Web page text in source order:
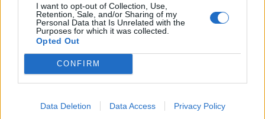
I want to opt-out of Collection, Use,
Retention, Sale, and/or Sharing of my
Personal Data that Is Unrelated with the
Purposes for which it was collected.
Opted Out
CONFIRM
Data Deletion Data Access Privacy Policy
byla, kurioje sostinės policijos pareigūnas kaltinamas
jį peiliu puolusios moters nužudymu viršijus
įgaliojimus ir piktnaudžiavimu tarnyba.
„Labai simptomatiška tai, kad ši tragedija Vilniuje įvyko
kaip tik tuo metu, kai po teismus prokuratūros
tampomas nukentėjusių policininkų kolega, praėjusių